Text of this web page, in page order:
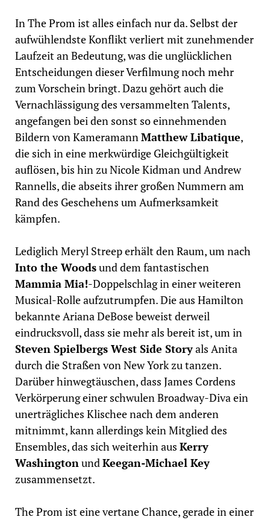
In The Prom ist alles einfach nur da. Selbst der
aufwühlendste Konflikt verliert mit zunehmender
Laufzeit an Bedeutung, was die unglücklichen
Entscheidungen dieser Verfilmung noch mehr
zum Vorschein bringt. Dazu gehört auch die
Vernachlässigung des versammelten Talents,
angefangen bei den sonst so einnehmenden
Bildern von KameramannMatthew Libatique,
die sich in eine merkwürdige Gleichgültigkeit
auflösen, bis hin zu Nicole Kidman und Andrew
Rannells, die abseits ihrer großen Nummern am
Rand des Geschehens um Aufmerksamkeit
kämpfen.
Lediglich Meryl Streep erhält den Raum, um nach
Into the Woodsund dem fantastischen
Mammia Mia!-Doppelschlag in einer weiteren
Musical-Rolle aufzutrumpfen. Die aus Hamilton
bekannte Ariana DeBose beweist derweil
eindrucksvoll, dass sie mehr als bereit ist, um in
Steven Spielbergs West Side Storyals Anita
durch die Straßen von New York zu tanzen.
Darüber hinwegtäuschen, dass James Cordens
Verkörperung einer schwulen Broadway-Diva ein
unerträgliches Klischee nach dem anderen
mitnimmt, kann allerdings kein Mitglied des
Ensembles, das sich weiterhin aus Kerry
WashingtonundKeegan-Michael Key
zusammensetzt.
The Prom ist eine vertane Chance, gerade in einer